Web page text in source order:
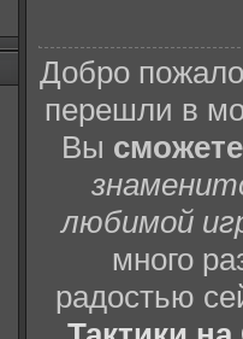
Добро
перешли в
Вы
любимой
много
радостью